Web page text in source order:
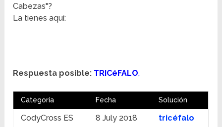
Cabezas"?
La tienes aquí:
Respuesta posible: TRICéFALO,
Categoría Fecha Solución
CodyCross ES 8 July 2018 tricéfalo